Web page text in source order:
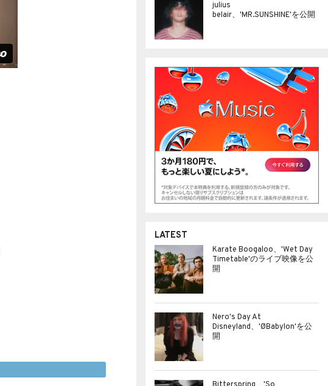
julius
belair、'MR.SUNSHINE'を公開
LATEST
Karate Boogaloo、'Wet Day
Timetable'のライブ映像を公
開
Nero's Day At
Disneyland、'ØBabylon'を公
開